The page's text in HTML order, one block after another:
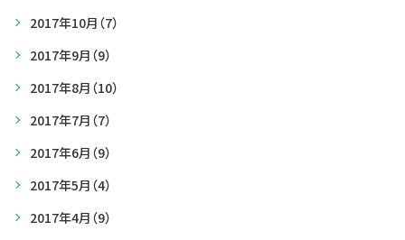
2017年10月 （7）
2017年9月 （9）
2017年8月 （10）
2017年7月 （7）
2017年6月 （9）
2017年5月 （4）
2017年4月 （9）